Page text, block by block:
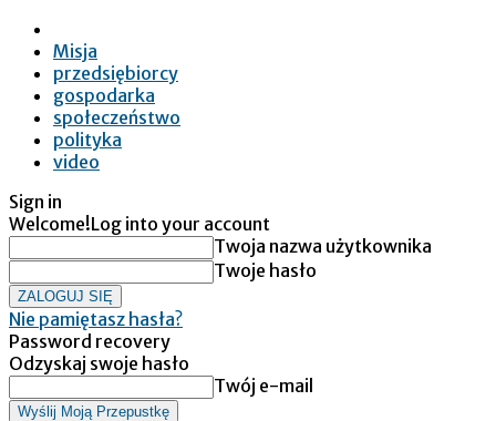
Misja
przedsiębiorcy
gospodarka
społeczeństwo
polityka
video
Sign in
Welcome!Log into your account
Twoja nazwa użytkownika
Twoje hasło
Nie pamiętasz hasła?
Password recovery
Odzyskaj swoje hasło
Twój e-mail